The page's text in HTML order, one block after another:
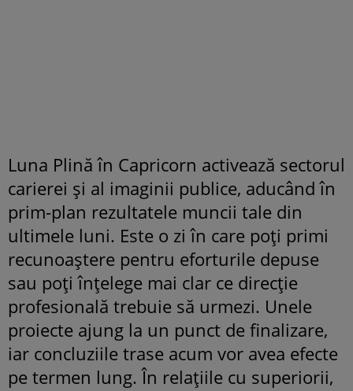
Luna Plină în Capricorn activează sectorul
carierei și al imaginii publice, aducând în
prim-plan rezultatele muncii tale din
ultimele luni. Este o zi în care poți primi
recunoaștere pentru eforturile depuse
sau poți înțelege mai clar ce direcție
profesională trebuie să urmezi. Unele
proiecte ajung la un punct de finalizare,
iar concluziile trase acum vor avea efecte
pe termen lung. În relațiile cu superiorii,